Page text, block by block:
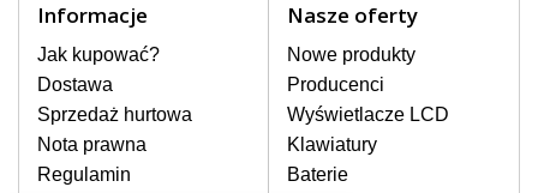
zaliczyć uszkodzenia mechaniczne np.
rozbity lub pęknięty ekran, następnie
pojawiające się pionowe pasy, ciemny
ekran, migotanie lub nierównomierną
jasność ekranu.
Informacje
Jak kupować?
Dostawa
Sprzedaż hurtowa
Nota prawna
Regulamin
Nasze oferty
Nowe produkty
Producenci
Wyświetlacze LCD
Klawiatury
Baterie